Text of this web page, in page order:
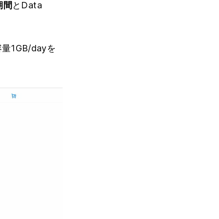
間 とData
1GB/dayを